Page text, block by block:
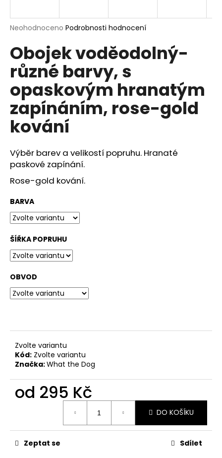
Průměrné
produktu
je
5
hvězdiček.
Neohodnoceno Podrobnosti hodnocení
Obojek voděodolný-
různé barvy, s
opaskovým hranatým
zapínáním, rose-gold
kování
Výběr barev a velikostí popruhu. Hranaté
paskové zapínání.
Rose-gold kování.
BARVA
ŠÍŘKA POPRUHU
OBVOD
Zvolte variantu
Kód: Zvolte variantu
Značka:What the Dog
od 295 Kč
DO KOŠÍKU
Zeptat se Sdílet
j
t
?
HLEDAT
D
o
p
r
u
č
u
j
e
e
399